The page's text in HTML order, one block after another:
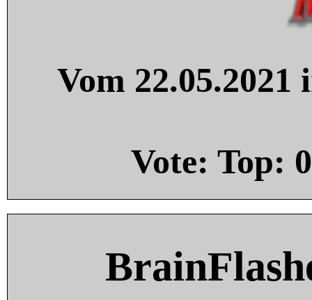
Vom
Vote: Top: 0